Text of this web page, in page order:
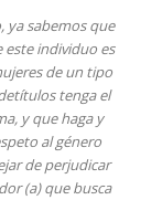
ya sabemos que
individuo es
de un tipo
tenga el
y que haga y
al género
de perjudicar
(a) que busca